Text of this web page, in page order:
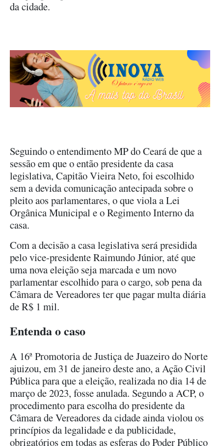
da cidade.
Seguindo o entendimento MP do Ceará de que a
sessão em que o então presidente da casa
legislativa, Capitão Vieira Neto, foi escolhido
sem a devida comunicação antecipada sobre o
pleito aos parlamentares, o que viola a Lei
Orgânica Municipal e o Regimento Interno da
casa.
Com a decisão a casa legislativa será presidida
pelo vice-presidente Raimundo Júnior, até que
uma nova eleição seja marcada e um novo
parlamentar escolhido para o cargo, sob pena da
Câmara de Vereadores ter que pagar multa diária
de R$ 1 mil.
Entenda o caso
A 16ª Promotoria de Justiça de Juazeiro do Norte
ajuizou, em 31 de janeiro deste ano, a Ação Civil
Pública para que a eleição, realizada no dia 14 de
março de 2023, fosse anulada. Segundo a ACP, o
procedimento para escolha do presidente da
Câmara de Vereadores da cidade ainda violou os
princípios da legalidade e da publicidade,
obrigatórios em todas as esferas do Poder Público